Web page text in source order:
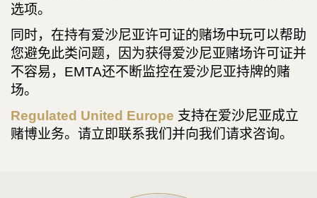
选项。
同时，在持有爱沙尼亚许可证的赌场中玩可以帮助
您避免此类问题，因为获得爱沙尼亚赌场许可证并
不容易，EMTA还不断监控在爱沙尼亚持牌的赌
场。
Regulated United Europe 支持在爱沙尼亚成立
赌博业务。请立即联系我们并向我们请求咨询。